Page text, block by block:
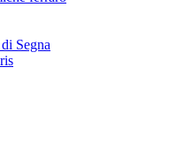
Segna